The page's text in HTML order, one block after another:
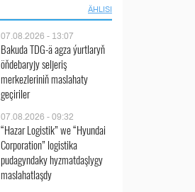
ÄHLISI
07.08.2026 - 13:07
Bakuda TDG-ä agza ýurtlaryň
öňdebaryjy seljeriş
merkezleriniň maslahaty
geçiriler
07.08.2026 - 09:32
“Hazar Logistik” we “Hyundai
Corporation” logistika
pudagyndaky hyzmatdaşlygy
maslahatlaşdy